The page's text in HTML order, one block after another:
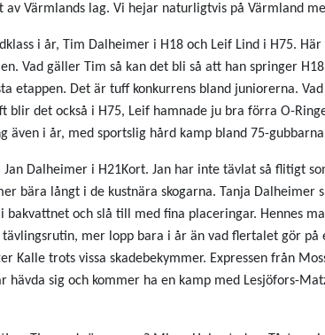
av Värmlands lag. Vi hejar naturligtvis på Värmland
i år, Tim Dalheimer i H18 och Leif Lind i H75.
Vad gäller Tim så kan det bli så att han springer
etappen. Det är tuff konkurrens bland juniorerna.
det också i H75, Leif hamnade ju bra förra O-
även i år, med sportslig hård kamp bland 75-
Jan Dalheimer i H21Kort. Jan har inte tävlat så flitigt
bära långt i de kustnära skogarna. Tanja Dalheimer
och slå till med fina placeringar. Hennes
tävlingsrutin, mer lopp bara i år än vad flertalet gör på
Kalle trots vissa skadebekymmer. Expressen från
hävda sig och kommer ha en kamp med Lesjöfors-